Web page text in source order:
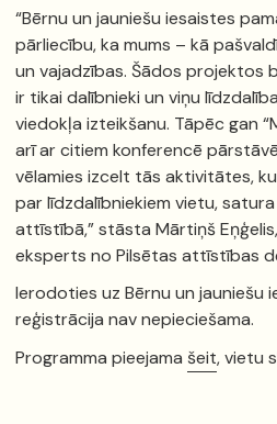
“Bērnu un jauniešu iesaistes
pārliecību, ka mums – kā
un vajadzības. Šādos projektos
ir tikai dalībnieki un viņu
viedokļa izteikšanu. Tāpēc gan
arī ar citiem konferencē
vēlamies izcelt tās aktivitātes,
par līdzdalībniekiem vietu,
attīstībā,” stāsta Mārtiņš
eksperts no Pilsētas attīstības
Ierodoties uz Bērnu un jauniešu
reģistrācija nav nepieciešama.
Programma pieejama šeit, vietu